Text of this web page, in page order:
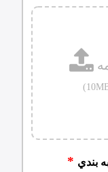
بندي